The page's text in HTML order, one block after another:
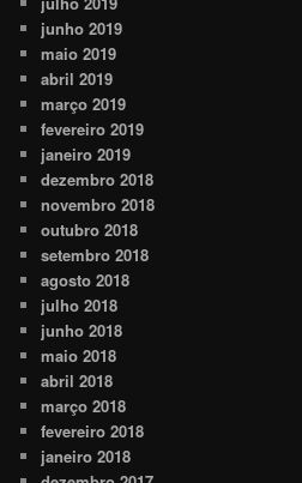
junho 2019
maio 2019
abril 2019
março 2019
fevereiro 2019
janeiro 2019
dezembro 2018
novembro 2018
outubro 2018
setembro 2018
agosto 2018
julho 2018
junho 2018
maio 2018
abril 2018
março 2018
fevereiro 2018
janeiro 2018